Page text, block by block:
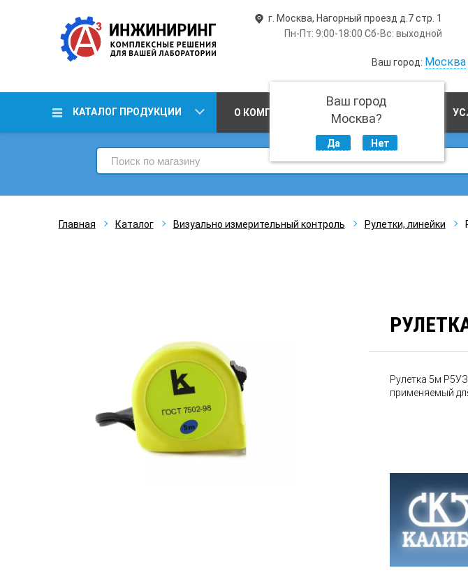
г. Москва, Нагорный проезд д.7 стр. 1
Пн-Пт: 9:00-18:00 Сб-Вс: выходной
Ваш город: Москва
Ваш город
Москва?
Да Нет
КАТАЛОГ ПРОДУКЦИИ О КОМПАНИИ ПРОИЗВОДСТВО
Главная Каталог Визуально измерительный контроль Рулетки, линейки
Рулетка 5м
применяемый